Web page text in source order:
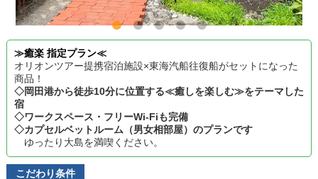
≫癒楽 指定プラン≪
オリオンツアー提携宿泊施設×東海汽船往復船がセットになった
商品！
◇岡田港から徒歩10分に位置する≪癒しを楽しむ≫をテーマした
宿
◇ワークスペース・フリーWi-Fiも完備
◇カプセルベットルーム（男女相部屋）のプランです
ゆったり大島を満喫ください。
こだわり条件